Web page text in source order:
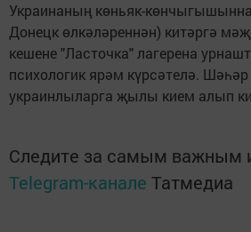
Украинаның көньяк-
Донецк өлкәләреннән) китәргә
кешене "Ласточка" лагерена
психологик ярәм күрсәтелә.
украинлыларга җылы кием алып
Следите за самым важным
Telegram-канале Татмедиа